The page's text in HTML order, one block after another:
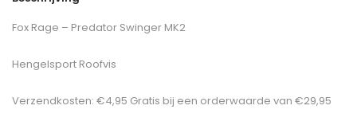
Fox Rage – Predator Swinger MK2
Hengelsport Roofvis
Verzendkosten: €4,95 Gratis bij een orderwaarde van €29,95